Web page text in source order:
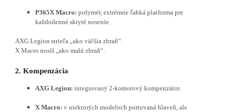
P365X Macro: polymér, extrémne ľahká platforma pre
každodenné skryté nosenie.
AXG Legion strieľa „ako väčšia zbraň“.
X Macro nosíš „ako malú zbraň“.
2. Kompenzácia
AXG Legion: integrovaný 2-komorový kompenzátor.
X Macro: v niektorých modeloch portovaná hlaveň, ale